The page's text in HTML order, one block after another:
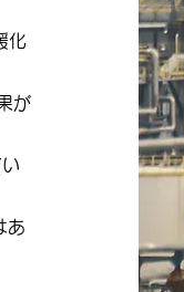
化
が
あ